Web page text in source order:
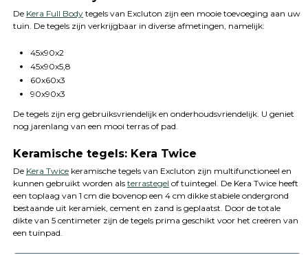
De Kera Full Bodytegels van Excluton zijn een mooie toevoeging aan uw
tuin. De tegels zijn verkrijgbaar in diverse afmetingen, namelijk:
45x90x2
45x90x5,8
60x60x3
90x90x3
De tegels zijn erg gebruiksvriendelijk en onderhoudsvriendelijk. U geniet
nog jarenlang van een mooi terras of pad.
Keramische tegels: Kera Twice
De Kera Twicekeramische tegels van Excluton zijn multifunctioneel en
kunnen gebruikt worden als terrastegel of tuintegel. De Kera Twice heeft
een toplaag van 1 cm die bovenop een 4 cm dikke stabiele ondergrond
bestaande uit keramiek, cement en zand is geplaatst. Door de totale
dikte van 5 centimeter zijn de tegels prima geschikt voor het creëren van
een tuinpad.